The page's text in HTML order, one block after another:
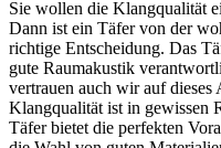
Sie wollen die Klangqualität
Dann ist ein Täfer von der
richtige Entscheidung. Das
gute Raumakustik
vertrauen auch wir auf
Klangqualität ist in gewissen
Täfer bietet die perfekten